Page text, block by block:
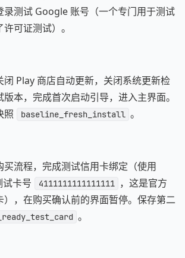
录测试 Google 账号（一个专门用于测试
可证测试）。
闭 Play 商店自动更新，关闭系统更新检
本，完成首次启动引导，进入主界面。
照
baseline_fresh_install 。
买流程，完成测试信用卡绑定（使用
卡号
4111111111111111 ，这是官方
），在购买确认前的界面暂停。保存第二
。